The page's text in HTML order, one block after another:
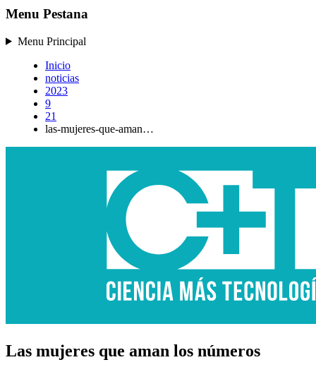
Menu Pestana
Menu Principal
Inicio
noticias
2023
9
21
las-mujeres-que-aman…
Las mujeres que aman los números